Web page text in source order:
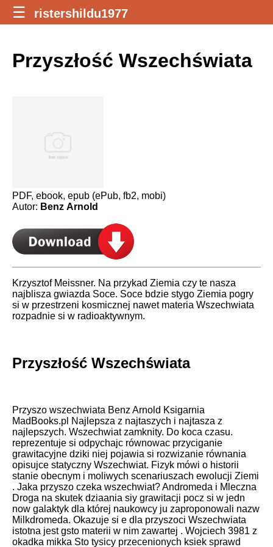
☰ ristershildu1977
Przyszłość Wszechświata
PDF, ebook, epub (ePub, fb2, mobi)
Autor: Benz Arnold
Krzysztof Meissner. Na przykad Ziemia czy te nasza
najblisza gwiazda Soce. Soce bdzie stygo Ziemia pogry
si w przestrzeni kosmicznej nawet materia Wszechwiata
rozpadnie si w radioaktywnym.
Przyszłość Wszechświata
Przyszo wszechwiata Benz Arnold Ksigarnia
MadBooks.pl Najlepsza z najtaszych i najtasza z
najlepszych. Wszechwiat zamknity. Do koca czasu.
reprezentuje si odpychajc równowac przyciganie
grawitacyjne dziki niej pojawia si rozwizanie równania
opisujce statyczny Wszechwiat. Fizyk mówi o historii
stanie obecnym i moliwych scenariuszach ewolucji Ziemi
. Jaka przyszo czeka wszechwiat? Andromeda i Mleczna
Droga na skutek dziaania siy grawitacji pocz si w jedn
now galaktyk dla której naukowcy ju zaproponowali nazw
Milkdromeda. Okazuje si e dla przyszoci Wszechwiata
istotna jest gsto materii w nim zawartej . Wojciech 3981 z
okadka mikka Sto tysicy przecenionych ksiek sprawd